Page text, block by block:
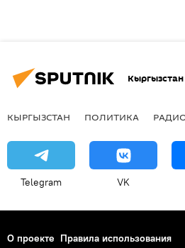
Кыргызстан
КЫРГЫЗСТАН ПОЛИТИКА
Telegram VK
О проекте Правила использования